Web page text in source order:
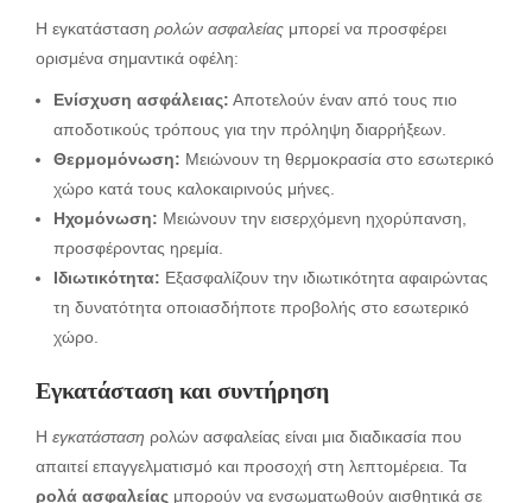
Η εγκατάσταση ρολών ασφαλείας μπορεί να προσφέρει
ορισμένα σημαντικά οφέλη:
Ενίσχυση ασφάλειας: Αποτελούν έναν από τους πιο
αποδοτικούς τρόπους για την πρόληψη διαρρήξεων.
Θερμομόνωση: Μειώνουν τη θερμοκρασία στο εσωτερικό
χώρο κατά τους καλοκαιρινούς μήνες.
Ηχομόνωση: Μειώνουν την εισερχόμενη ηχορύπανση,
προσφέροντας ηρεμία.
Ιδιωτικότητα: Εξασφαλίζουν την ιδιωτικότητα αφαιρώντας
τη δυνατότητα οποιασδήποτε προβολής στο εσωτερικό
χώρο.
Εγκατάσταση και συντήρηση
Η εγκατάσταση ρολών ασφαλείας είναι μια διαδικασία που
απαιτεί επαγγελματισμό και προσοχή στη λεπτομέρεια. Τα
ρολά ασφαλείας μπορούν να ενσωματωθούν αισθητικά σε